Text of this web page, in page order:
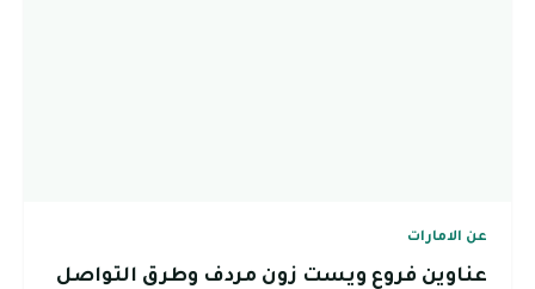
عن الامارات
عناوين فروع ويست زون مردف وطرق التواصل